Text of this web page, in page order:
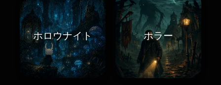
ホロウナイト ホラー